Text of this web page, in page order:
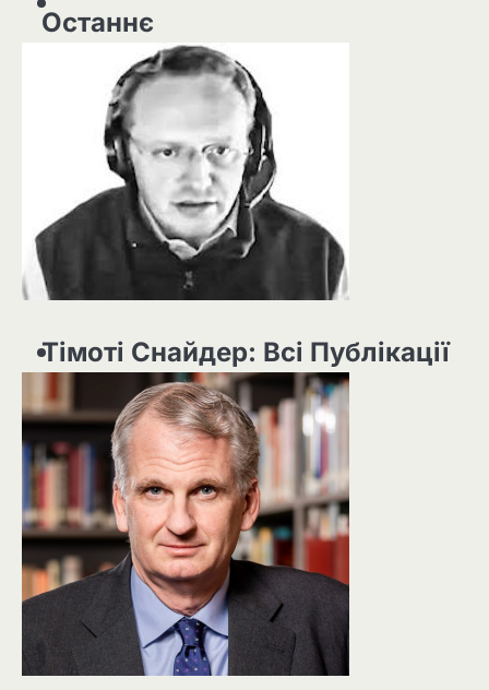
Останнє
Тімоті Снайдер: Всі Публікації